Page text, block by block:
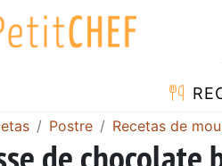
Postre Recetas de
de chocolate